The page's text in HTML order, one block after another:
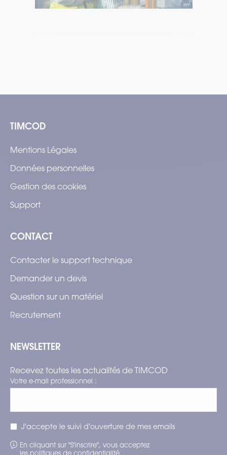
Temps de lecture : 10 min – Lire l’article
TIMCOD
Mentions Légales
Données personnelles
Gestion des cookies
Support
CONTACT
Contacter le support technique
Demander un devis
Question sur un matériel
Recrutement
NEWSLETTER
Recevez toutes les actualités de TIMCOD
Votre e-mail professionnel :
J'accepte le suivi d'ouverture de mes emails
En cliquant sur "S'inscrire", vous acceptez
les politiques de confidentialité.